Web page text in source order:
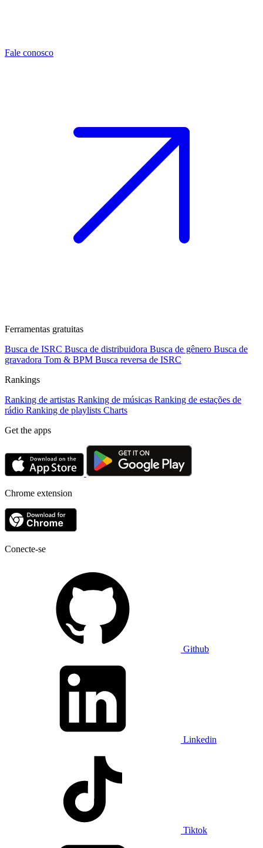
Fale conosco
Ferramentas gratuitas
Busca de ISRC Busca de distribuidora Busca de gênero Busca de
gravadora Tom & BPM Busca reversa de ISRC
Rankings
Ranking de artistas Ranking de músicas Ranking de estações de
rádio Ranking de playlists Charts
Get the apps
Chrome extension
Conecte-se
Github
Linkedin
Tiktok